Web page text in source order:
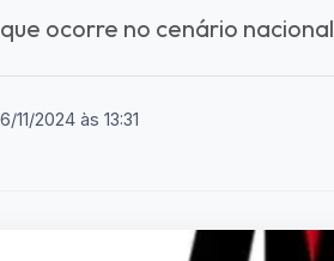
ocorre no cenário nacional
11/2024 às 13:31